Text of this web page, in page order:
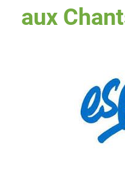
aux